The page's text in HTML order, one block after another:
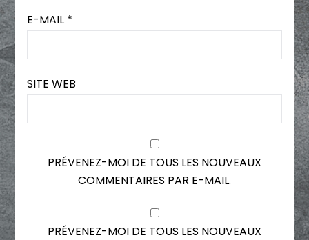
E-MAIL *
SITE WEB
PRÉVENEZ-MOI DE TOUS LES NOUVEAUX
COMMENTAIRES PAR E-MAIL.
PRÉVENEZ-MOI DE TOUS LES NOUVEAUX